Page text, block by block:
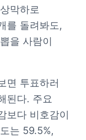
막하로
를 돌려봐도,
을 사람이
면 투표하러
된다. 주요
보다 비호감이
는 59.5%,